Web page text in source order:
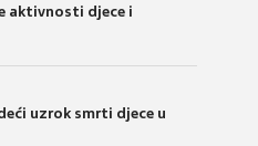
aktivnosti djece i
uzrok smrti djece u